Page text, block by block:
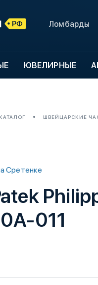
Ломбарды
ЮВЕЛИРНЫЕ
КАТАЛОГ ШВЕЙЦАРСКИЕ
Сретенке
011